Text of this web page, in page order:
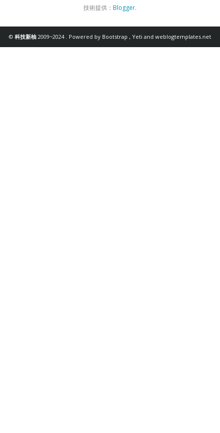
技術提供： Blogger.
© 科技新柚 2009~2024 . Powered by Bootstrap , Yeti and weblogtemplates.net